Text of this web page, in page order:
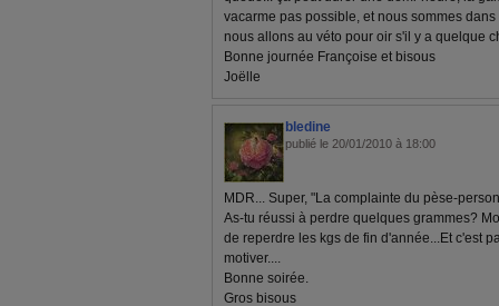
vacarme pas possible, et nous sommes
nous allons au véto pour oir s'il y a quelque
Bonne journée Françoise et bisous
Joëlle
bledine
publié le 20/01/2010 à 18:00
MDR... Super, "La complainte du pèse-
As-tu réussi à perdre quelques grammes?
de reperdre les kgs de fin d'année...Et c'est
motiver....
Bonne soirée.
Gros bisous